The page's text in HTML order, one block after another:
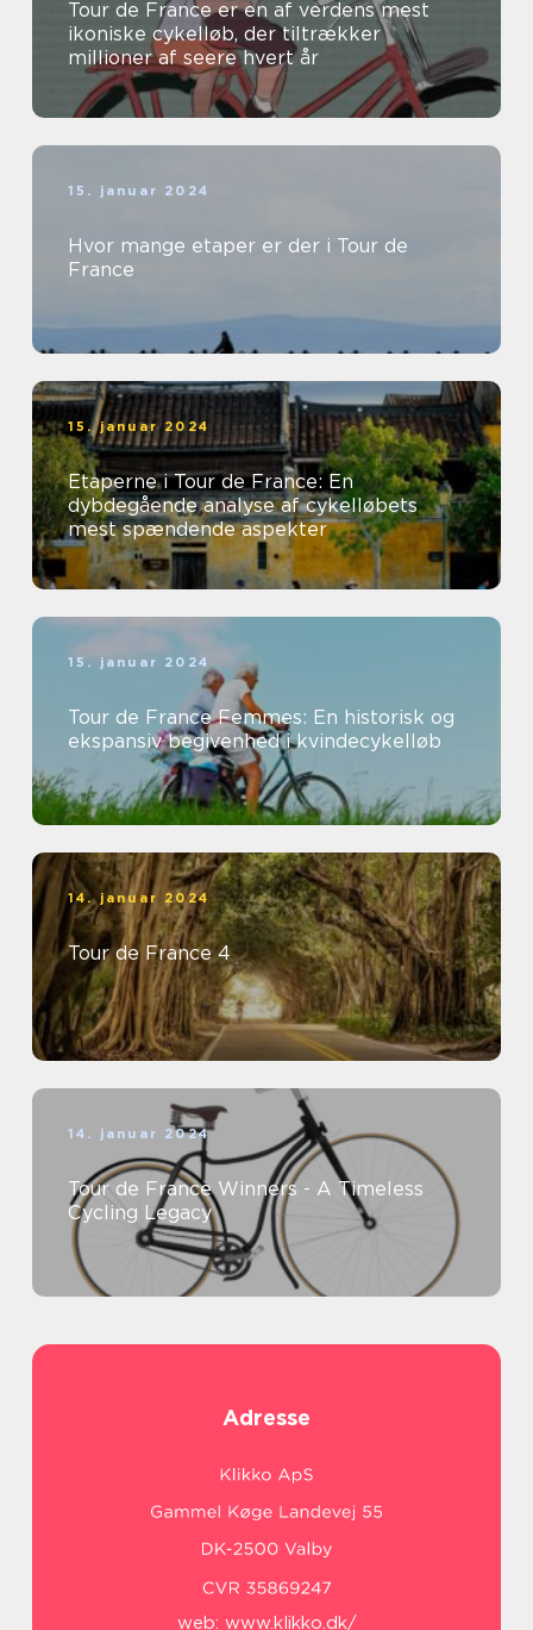
Tour de France er en af verdens mest
ikoniske cykelløb, der tiltrækker
millioner af seere hvert år
15. januar 2024
Hvor mange etaper er der i Tour de
France
15. januar 2024
Etaperne i Tour de France: En
dybdegående analyse af cykelløbets
mest spændende aspekter
15. januar 2024
Tour de France Femmes: En historisk og
ekspansiv begivenhed i kvindecykelløb
14. januar 2024
Tour de France 4
14. januar 2024
Tour de France Winners - A Timeless
Cycling Legacy
Adresse
web: www.klikko.dk/